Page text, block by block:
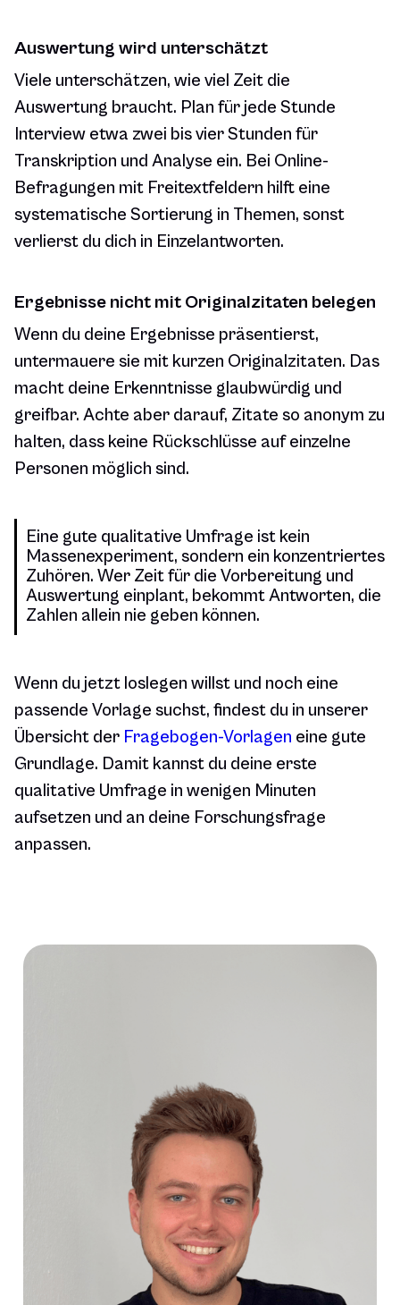
Auswertung wird unterschätzt
Viele unterschätzen, wie viel Zeit die
Auswertung braucht. Plan für jede Stunde
Interview etwa zwei bis vier Stunden für
Transkription und Analyse ein. Bei Online-
Befragungen mit Freitextfeldern hilft eine
systematische Sortierung in Themen, sonst
verlierst du dich in Einzelantworten.
Ergebnisse nicht mit Originalzitaten belegen
Wenn du deine Ergebnisse präsentierst,
untermauere sie mit kurzen Originalzitaten. Das
macht deine Erkenntnisse glaubwürdig und
greifbar. Achte aber darauf, Zitate so anonym zu
halten, dass keine Rückschlüsse auf einzelne
Personen möglich sind.
Eine gute qualitative Umfrage ist kein
Massenexperiment, sondern ein konzentriertes
Zuhören. Wer Zeit für die Vorbereitung und
Auswertung einplant, bekommt Antworten, die
Zahlen allein nie geben können.
Wenn du jetzt loslegen willst und noch eine
passende Vorlage suchst, findest du in unserer
Übersicht der Fragebogen-Vorlagen eine gute
Grundlage. Damit kannst du deine erste
qualitative Umfrage in wenigen Minuten
aufsetzen und an deine Forschungsfrage
anpassen.